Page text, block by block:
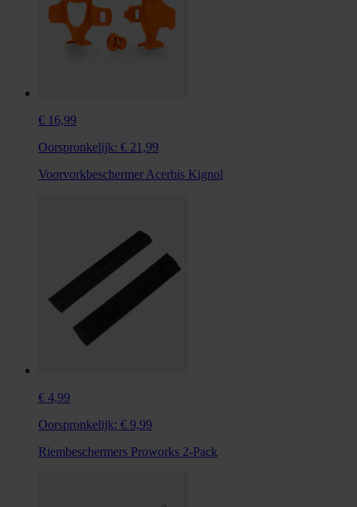
€ 16,99
Oorspronkelijk: € 21,99
Voorvorkbeschermer Acerbis Kignol
€ 4,99
Oorspronkelijk: € 9,99
Riembeschermers Proworks 2-Pack